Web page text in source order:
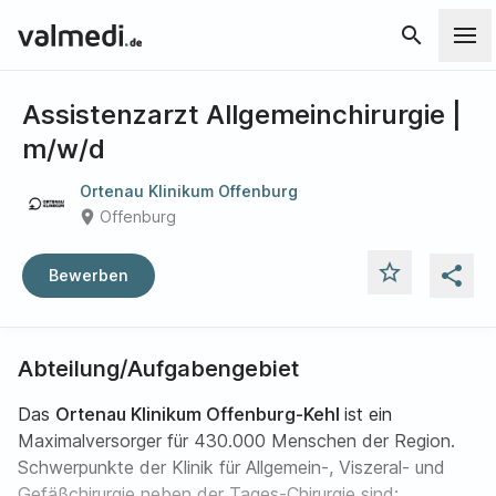
search
Assistenzarzt Allgemeinchirurgie |
m/w/d
Ortenau Klinikum Offenburg
place Offenburg
Bewerben star_outline share
Abteilung/Aufgabengebiet
Das Ortenau Klinikum Offenburg-Kehl ist ein
Maximalversorger für 430.000 Menschen der Region.
Schwerpunkte der Klinik für Allgemein-, Viszeral- und